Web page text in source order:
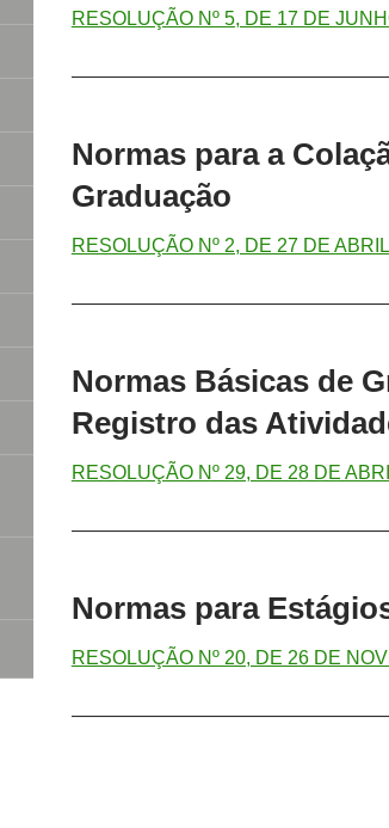
RESOLUÇÃO Nº 5, DE 17 DE
Normas para a
Graduação
RESOLUÇÃO Nº 2, DE 27 DE
Normas Básicas de
Registro das
RESOLUÇÃO Nº 29, DE 28 DE
Normas para
RESOLUÇÃO Nº 20, DE 26 DE